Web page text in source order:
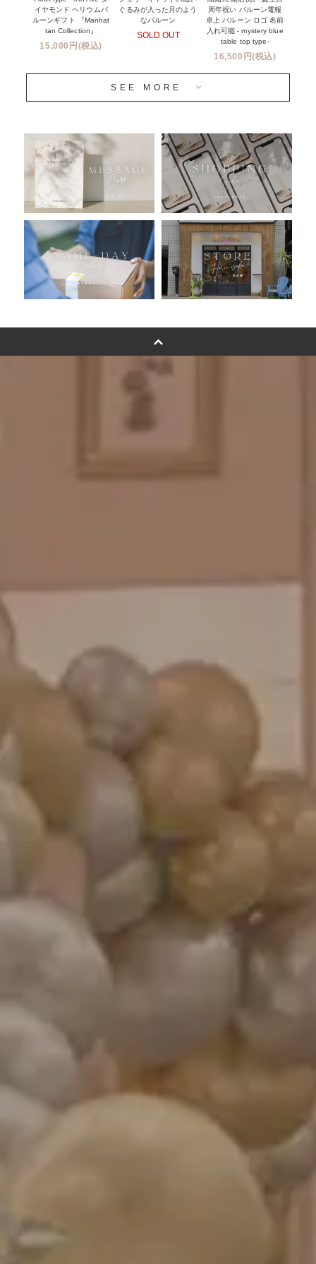
前撮り写真バルーン特集
姉妹店＆関連ショップについて
安心のチャビーバルーン
おすすめ商品
バルーン自動販売機
浮くバルーンオーダーメイド - coming soonn -
卓上バルーンオーダーメイド
ムーンリットバルーンについて
その他オーダーメイド
バルーンフラワーブーケについて
イヤモンド ヘリウムバ
ルーンギフト 『Manhat
tan Collection』
15,000円(税込)
ぐるみが入った月のよう
なバルーン
SOLD OUT
周年祝い バルーン電報
卓上 バルーン ロゴ 名前
入れ可能 - mystery blue
table top type-
16,500円(税込)
SEE MORE